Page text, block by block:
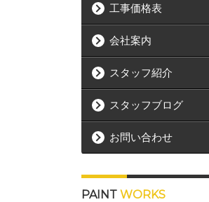
工事価格表
会社案内
スタッフ紹介
スタッフブログ
お問い合わせ
PAINT WORKS